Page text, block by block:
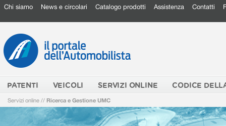
Chi siamo News e circolari Catalogo prodotti Assistenza Contatti
PATENTI VEICOLI SERVIZI ONLINE CODICE
Servizi online // Ricerca e Gestione UMC